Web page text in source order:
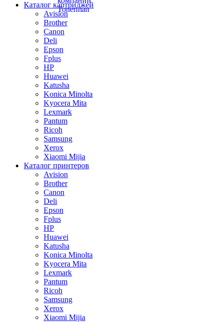
Каталог картриджей
Avision
Brother
Canon
Deli
Epson
Fplus
HP
Huawei
Katusha
Konica Minolta
Kyocera Mita
Lexmark
Pantum
Ricoh
Samsung
Xerox
Xiaomi Mijia
Каталог принтеров
Avision
Brother
Canon
Deli
Epson
Fplus
HP
Huawei
Katusha
Konica Minolta
Kyocera Mita
Lexmark
Pantum
Ricoh
Samsung
Xerox
Xiaomi Mijia